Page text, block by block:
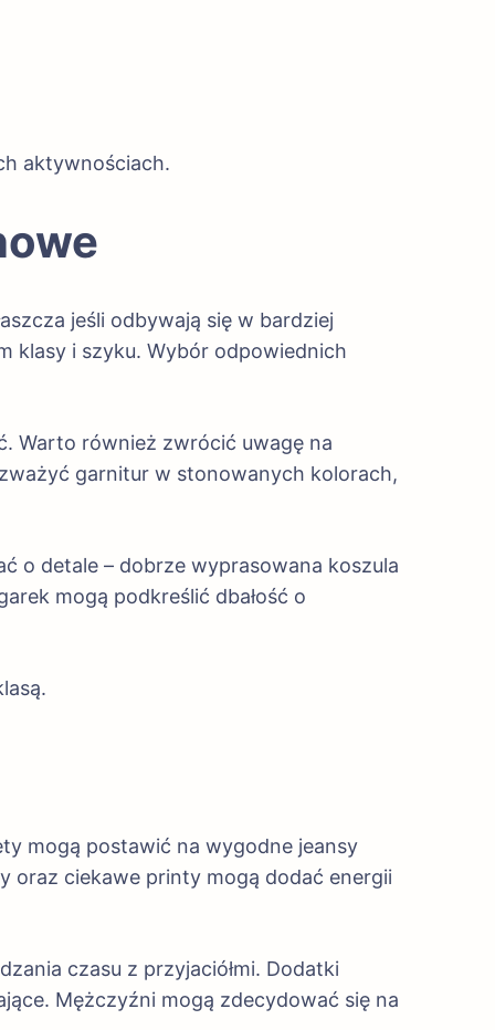
aktywnościach.
jeśli odbywają się w bardziej
klasy i szyku. Wybór odpowiednich
Warto również zwrócić uwagę na
garnitur w stonowanych kolorach,
o detale – dobrze wyprasowana koszula
mogą podkreślić dbałość o
mogą postawić na wygodne jeansy
oraz ciekawe printy mogą dodać energii
czasu z przyjaciółmi. Dodatki
Mężczyźni mogą zdecydować się na